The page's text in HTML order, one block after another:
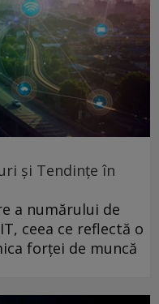
și Tendințe în
a numărului de
ceea ce reflectă o
forței de muncă